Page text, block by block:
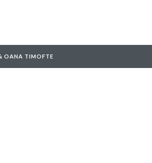
OANA TIMOFTE